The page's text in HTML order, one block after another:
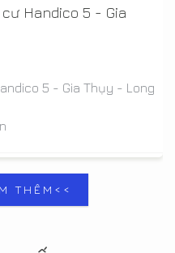
5 - Gia Thụy - Long
THÊM<<